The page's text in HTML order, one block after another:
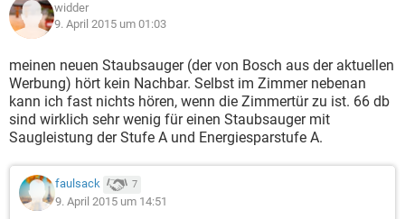
widder
9. April 2015 um 01:03
meinen neuen Staubsauger (der von Bosch aus der aktuellen
Werbung) hört kein Nachbar. Selbst im Zimmer nebenan
kann ich fast nichts hören, wenn die Zimmertür zu ist. 66 db
sind wirklich sehr wenig für einen Staubsauger mit
Saugleistung der Stufe A und Energiesparstufe A.
faulsack 7
9. April 2015 um 14:51